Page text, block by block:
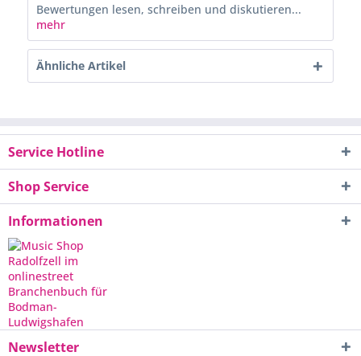
Bewertungen lesen, schreiben und diskutieren...
mehr
Ähnliche Artikel
Service Hotline
Shop Service
Informationen
Newsletter